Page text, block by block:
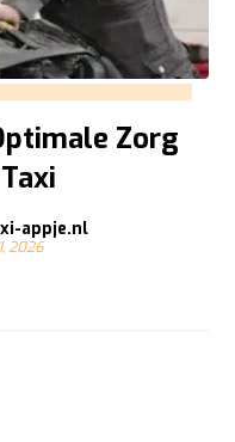
Zorg
appje.nl
2026